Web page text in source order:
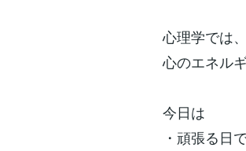
心理学では、
心のエネル
今日は
・頑張る日